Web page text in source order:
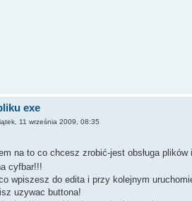
exe
11 września 2009, 08:35
na to co chcesz zrobić-jest obsługa plików
cyfbar!!!
wpiszesz do edita i przy kolejnym
uzywac buttona!